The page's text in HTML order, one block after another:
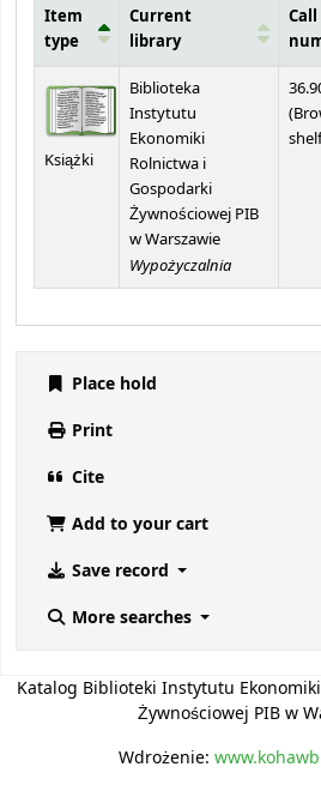
Item
type
Current
library
Call
Książki
Biblioteka
Instytutu
Ekonomiki
Rolnictwa i
Gospodarki
Żywnościowej PIB
w Warszawie
Wypożyczalnia
(
shelf
Place hold
Print
Cite
Add to your cart
Save record
More searches
Katalog Biblioteki Instytutu
Żywnościowej PIB w
Wdrożenie: